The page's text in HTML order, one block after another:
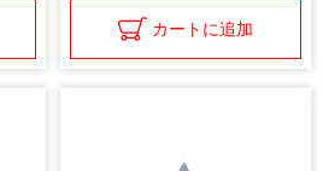
カートに追加